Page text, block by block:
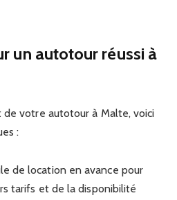
un autotour réussi à
votre autotour à Malte, voici
:
de location en avance pour
tarifs et de la disponibilité